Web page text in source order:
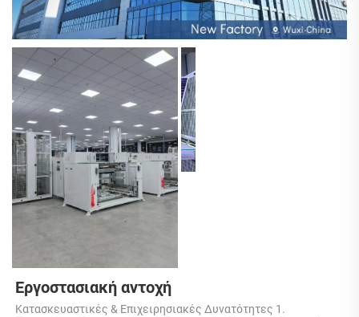
Εργοστασιακή αντοχή
Κατασκευαστικές & Επιχειρησιακές Δυνατότητες 1.